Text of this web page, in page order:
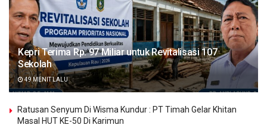
Kepri Terima Rp. 97 Miliar untuk Revitalisasi 107
Sekolah
49 MENIT LALU
Ratusan Senyum Di Wisma Kundur : PT Timah Gelar Khitan
Masal HUT KE-50 Di Karimun